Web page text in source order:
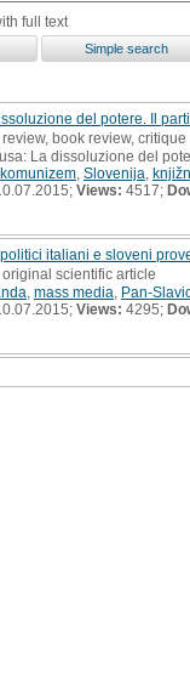
full text
del potere. Il
review, book review, critique
La dissoluzione del
komunizem Slovenija
Views: 4517;
italiani e sloveni
original scientific article
mass media Pan-
Views: 4295;